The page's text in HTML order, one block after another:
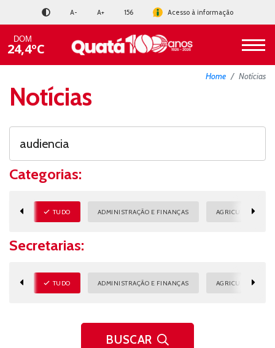
A- A+ 156 Acesso à informação
DOM
24,4ºC
Home Notícias
Notícias
Categorias:
TUDO ADMINISTRAÇÃO E FINANÇAS AGRICULTURA E
Secretarias:
TUDO ADMINISTRAÇÃO E FINANÇAS AGRICULTURA E
BUSCAR